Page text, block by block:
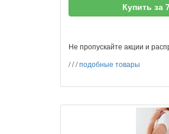
Купить за
Не пропускайте акции и
///подобные товары